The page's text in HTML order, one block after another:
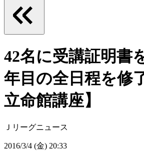
42名に受講証明
年目の全日程を修
立命館講座】
Ｊリーグニュース
2016/3/4 (金) 20:33